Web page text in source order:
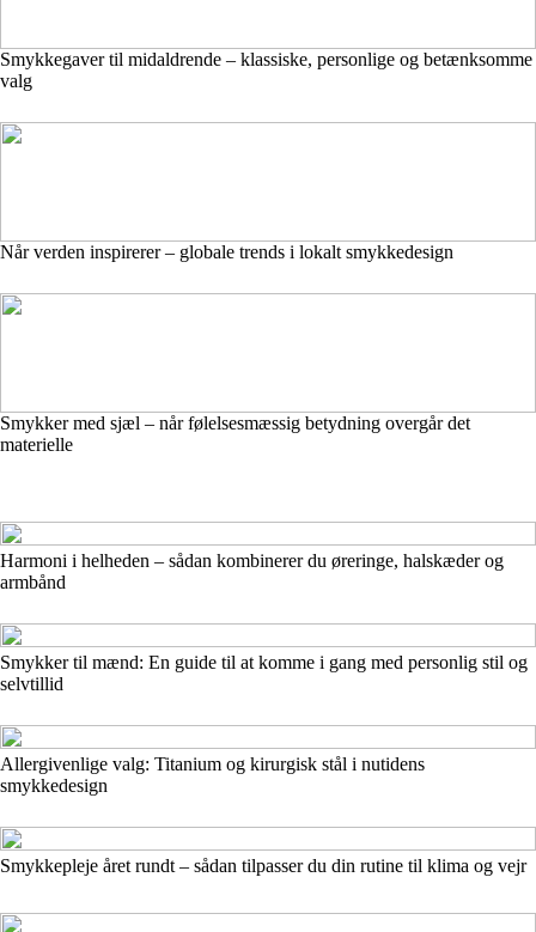
Smykkegaver til midaldrende – klassiske, personlige og betænksomme
valg
Når verden inspirerer – globale trends i lokalt smykkedesign
Smykker med sjæl – når følelsesmæssig betydning overgår det
materielle
Harmoni i helheden – sådan kombinerer du øreringe, halskæder og
armbånd
Smykker til mænd: En guide til at komme i gang med personlig stil og
selvtillid
Allergivenlige valg: Titanium og kirurgisk stål i nutidens
smykkedesign
Smykkepleje året rundt – sådan tilpasser du din rutine til klima og vejr